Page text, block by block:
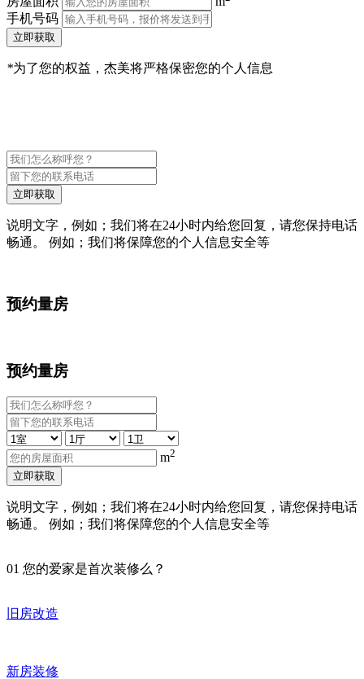
手机号码
立即获取
*为了您的权益，杰美将严格保密您的个人信息
立即获取
说明文字，例如；我们将在24小时内给您回复，请您保持电话
畅通。 例如；我们将保障您的个人信息安全等
预约量房
预约量房
m2
立即获取
说明文字，例如；我们将在24小时内给您回复，请您保持电话
畅通。 例如；我们将保障您的个人信息安全等
01 您的爱家是首次装修么？
旧房改造
新房装修